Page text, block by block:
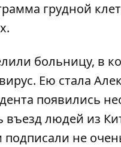
грудной
больницу, в
Ею стала
появились
въезд людей из
подписали не